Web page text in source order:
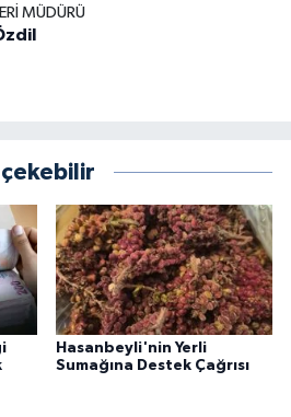
MÜDÜRÜ
çekebilir
Hasanbeyli'nin Yerli
Sumağına Destek Çağrısı